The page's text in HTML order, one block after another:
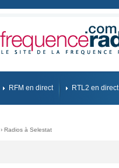
RFM en direct RTL2 en direct
› Radios à Selestat